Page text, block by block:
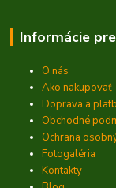
Informácie
O nás
Ako nakupovať
Doprava a
Obchodné
Ochrana
Fotogaléria
Kontakty